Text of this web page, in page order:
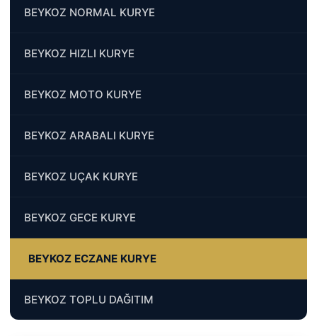
BEYKOZ NORMAL KURYE
BEYKOZ HIZLI KURYE
BEYKOZ MOTO KURYE
BEYKOZ ARABALI KURYE
BEYKOZ UÇAK KURYE
BEYKOZ GECE KURYE
BEYKOZ ECZANE KURYE
BEYKOZ TOPLU DAĞITIM